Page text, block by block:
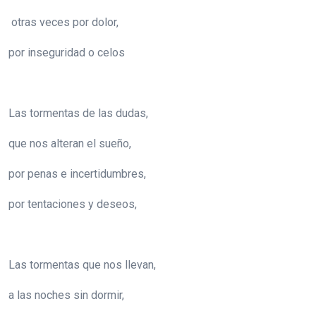
otras veces por dolor,
por inseguridad o celos
Las tormentas de las dudas,
que nos alteran el sueño,
por penas e incertidumbres,
por tentaciones y deseos,
Las tormentas que nos llevan,
a las noches sin dormir,